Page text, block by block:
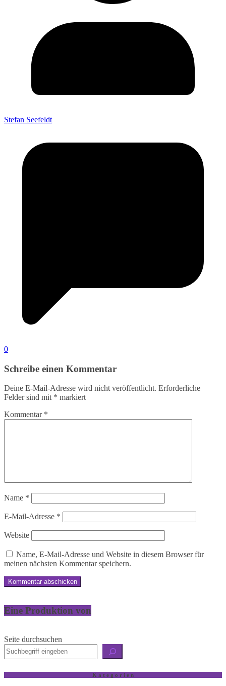
Stefan Seefeldt
0
Schreibe einen Kommentar
Deine E-Mail-Adresse wird nicht veröffentlicht. Erforderliche
Felder sind mit * markiert
Kommentar *
Name *
E-Mail-Adresse *
Website
Name, E-Mail-Adresse und Website in diesem Browser für
meinen nächsten Kommentar speichern.
Eine Produktion von
Seite durchsuchen
K a t e g o r i e n